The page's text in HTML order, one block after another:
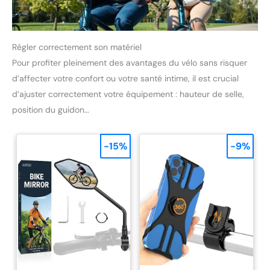
Régler correctement son matériel
Pour profiter pleinement des avantages du vélo sans risquer
d’affecter votre confort ou votre santé intime, il est crucial
d’ajuster correctement votre équipement : hauteur de selle,
position du guidon…
-15% -9%